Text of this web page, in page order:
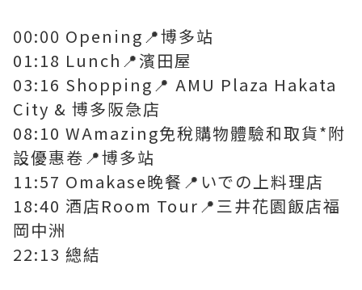
00:00 Opening📍博多站
01:18 Lunch📍濱田屋
03:16 Shopping📍 AMU Plaza Hakata
City & 博多阪急店
08:10 WAmazing免稅購物體驗和取貨*附
設優惠卷📍博多站
11:57 Omakase晚餐📍いでの上料理店
18:40 酒店Room Tour📍三井花園飯店福
岡中洲
22:13 總結